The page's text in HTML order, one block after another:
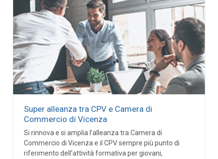
Super alleanza tra CPV e Camera di
Commercio di Vicenza
Si rinnova e si amplia l’alleanza tra Camera di
Commercio di Vicenza e il CPV sempre più punto di
riferimento dell’attività formativa per giovani,